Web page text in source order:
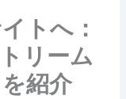
トへ：
リーム
紹介